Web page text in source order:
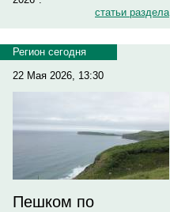
статьи раздела
Регион сегодня
22 Мая 2026, 13:30
Пешком по